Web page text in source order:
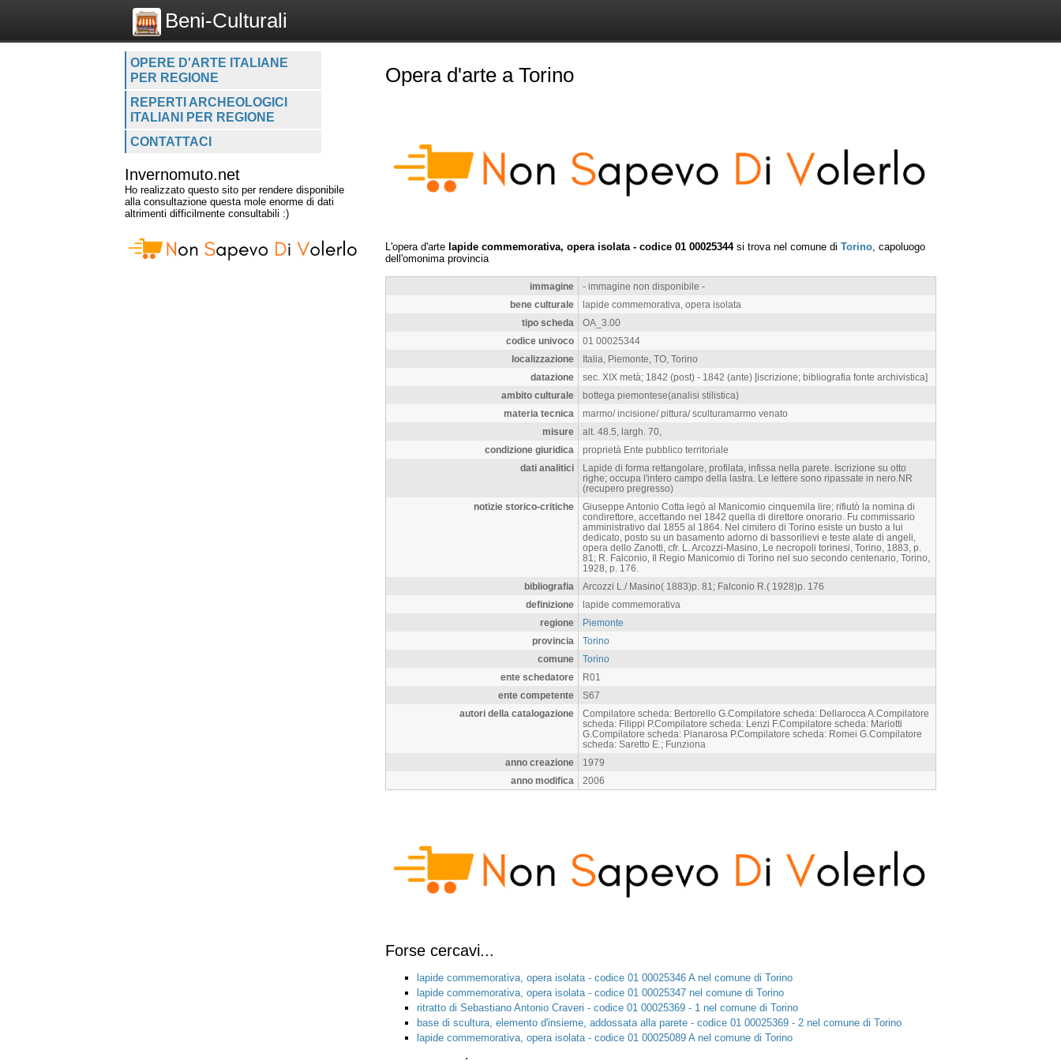
Beni-Culturali
OPERE D'ARTE ITALIANE
PER REGIONE
REPERTI ARCHEOLOGICI
ITALIANI PER REGIONE
CONTATTACI
Invernomuto.net
Ho realizzato questo sito per rendere disponibile
alla consultazione questa mole enorme di dati
altrimenti difficilmente consultabili :)
Opera d'arte a Torino
L'opera d'arte lapide commemorativa, opera isolata - codice 01 00025344si trova nel comune di Torino , capoluogo
dell'omonima provincia
immagine
- immagine non disponibile -
bene culturale
lapide commemorativa, opera isolata
tipo scheda
OA_3.00
codice univoco
01 00025344
localizzazione
Italia, Piemonte, TO, Torino
datazione
sec. XIX metà; 1842 (post) - 1842 (ante) [iscrizione; bibliografia fonte archivistica]
ambito culturale
bottega piemontese(analisi stilistica)
materia tecnica
marmo/ incisione/ pittura/ sculturamarmo venato
misure
alt. 48.5, largh. 70,
condizione giuridica
proprietà Ente pubblico territoriale
dati analitici
Lapide di forma rettangolare, profilata, infissa nella parete. Iscrizione su otto
righe; occupa l'intero campo della lastra. Le lettere sono ripassate in nero.NR
(recupero pregresso)
notizie storico-critiche
Giuseppe Antonio Cotta legò al Manicomio cinquemila lire; rifiutò la nomina di
condirettore, accettando nel 1842 quella di direttore onorario. Fu commissario
amministrativo dal 1855 al 1864. Nel cimitero di Torino esiste un busto a lui
dedicato, posto su un basamento adorno di bassorilievi e teste alate di angeli,
opera dello Zanotti, cfr. L. Arcozzi-Masino, Le necropoli torinesi, Torino, 1883, p.
81; R. Falconio, Il Regio Manicomio di Torino nel suo secondo centenario, Torino,
1928, p. 176.
bibliografia
Arcozzi L./ Masino( 1883)p. 81; Falconio R.( 1928)p. 176
definizione
lapide commemorativa
regione
Piemonte
provincia
Torino
comune
Torino
ente schedatore
R01
ente competente
S67
autori della catalogazione
Compilatore scheda: Bertorello G.Compilatore scheda: Dellarocca A.Compilatore
scheda: Filippi P.Compilatore scheda: Lenzi F.Compilatore scheda: Mariotti
G.Compilatore scheda: Pianarosa P.Compilatore scheda: Romei G.Compilatore
scheda: Saretto E.; Funziona
anno creazione
1979
anno modifica
2006
Forse cercavi...
lapide commemorativa, opera isolata - codice 01 00025346 A nel comune di Torino
lapide commemorativa, opera isolata - codice 01 00025347 nel comune di Torino
ritratto di Sebastiano Antonio Craveri - codice 01 00025369 - 1 nel comune di Torino
base di scultura, elemento d'insieme, addossata alla parete - codice 01 00025369 - 2 nel comune di Torino
lapide commemorativa, opera isolata - codice 01 00025089 A nel comune di Torino